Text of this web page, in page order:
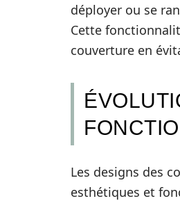
déployer ou se
Cette
couverture en
Les designs des
esthétiques et